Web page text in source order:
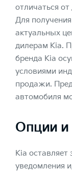
отличаться
Для
актуальных
дилерам Kia.
бренда Kia
условиями
продажи.
автомобиля
Опции и
Kia
уведомления